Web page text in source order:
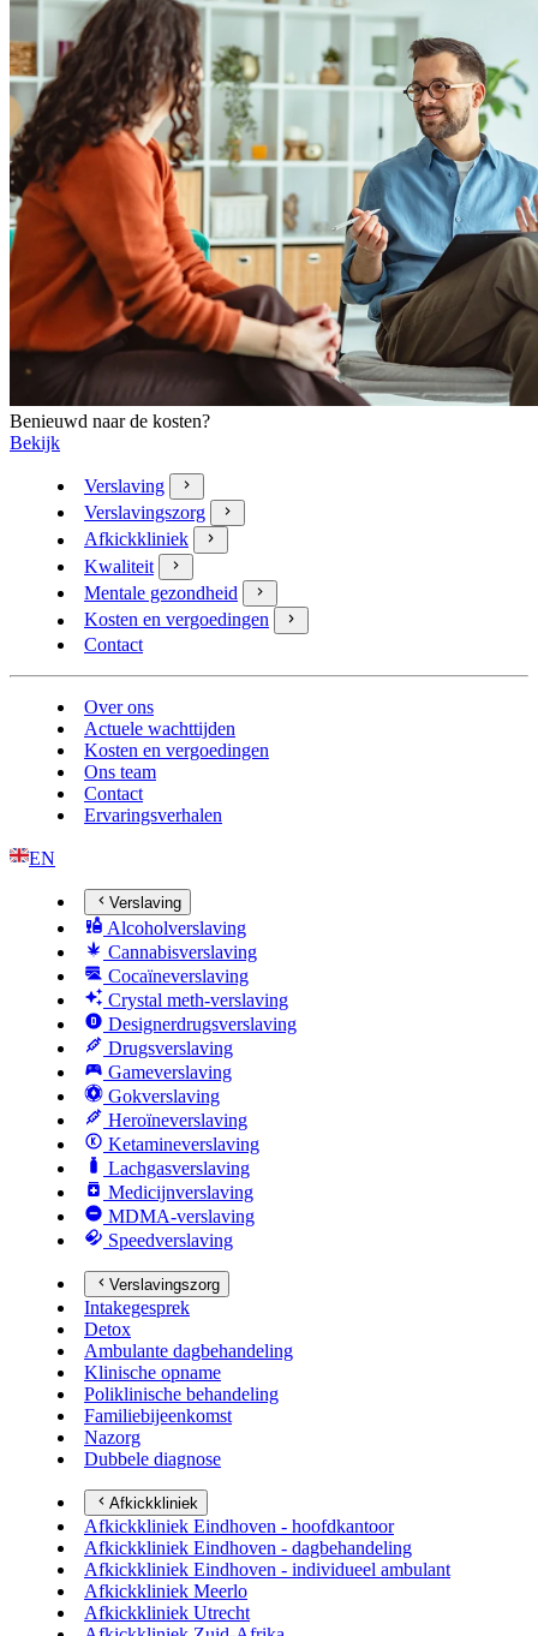
Benieuwd naar de kosten?
Bekijk
Verslaving
Verslavingszorg
Afkickkliniek
Kwaliteit
Mentale gezondheid
Kosten en vergoedingen
Contact
Over ons
Actuele wachttijden
Kosten en vergoedingen
Ons team
Contact
Ervaringsverhalen
EN
Verslaving
Alcoholverslaving
Cannabisverslaving
Cocaïneverslaving
Crystal meth-verslaving
Designerdrugsverslaving
Drugsverslaving
Gameverslaving
Gokverslaving
Heroïneverslaving
Ketamineverslaving
Lachgasverslaving
Medicijnverslaving
MDMA-verslaving
Speedverslaving
Verslavingszorg
Intakegesprek
Detox
Ambulante dagbehandeling
Klinische opname
Poliklinische behandeling
Familiebijeenkomst
Nazorg
Dubbele diagnose
Afkickkliniek
Afkickkliniek Eindhoven - hoofdkantoor
Afkickkliniek Eindhoven - dagbehandeling
Afkickkliniek Eindhoven - individueel ambulant
Afkickkliniek Meerlo
Afkickkliniek Utrecht